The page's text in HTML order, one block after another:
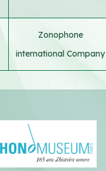
Zonophone
international Company